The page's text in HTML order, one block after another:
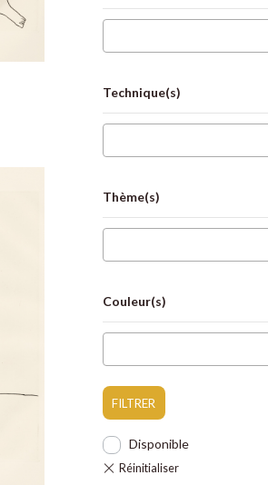
Technique(s)
Thème(s)
Couleur(s)
FILTRER
Disponible